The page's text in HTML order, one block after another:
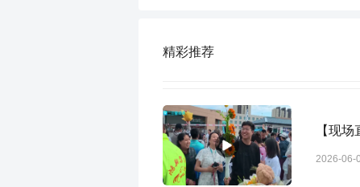
精彩推荐
【现
2026-06-